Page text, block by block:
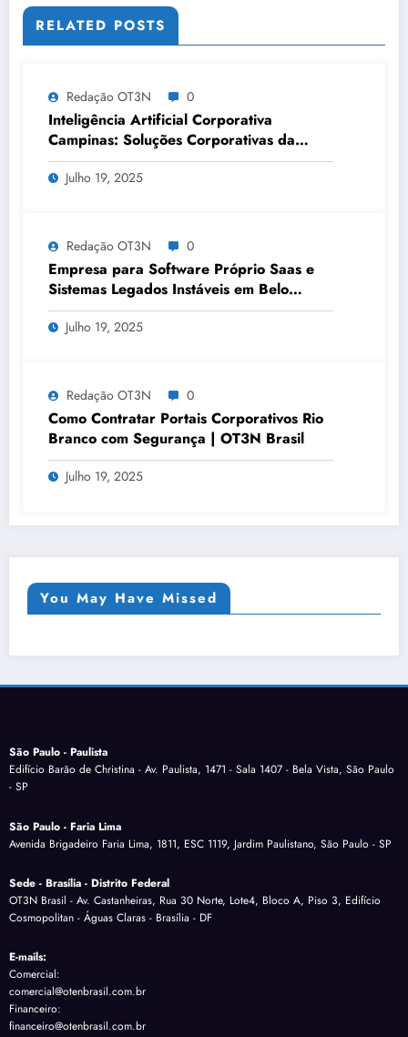
RELATED POSTS
Redação OT3N 0
Inteligência Artificial Corporativa
Campinas: Soluções Corporativas da
OT3N Brasil – Guia 3083
Julho 19, 2025
Redação OT3N 0
Empresa para Software Próprio Saas e
Sistemas Legados Instáveis em Belo
Horizonte | OT3N Brasil – Guia 3449
Julho 19, 2025
Redação OT3N 0
Como Contratar Portais Corporativos Rio
Branco com Segurança | OT3N Brasil
Julho 19, 2025
You May Have Missed
São Paulo - Paulista
Edifício Barão de Christina - Av. Paulista, 1471 - Sala 1407 - Bela Vista, São Paulo
- SP
São Paulo - Faria Lima
Avenida Brigadeiro Faria Lima, 1811, ESC 1119, Jardim Paulistano, São Paulo - SP
Sede - Brasília - Distrito Federal
OT3N Brasil - Av. Castanheiras, Rua 30 Norte, Lote4, Bloco A, Piso 3, Edifício
Cosmopolitan - Águas Claras - Brasília - DF
E-mails:
Comercial:
comercial@otenbrasil.com.br
Financeiro:
financeiro@otenbrasil.com.br